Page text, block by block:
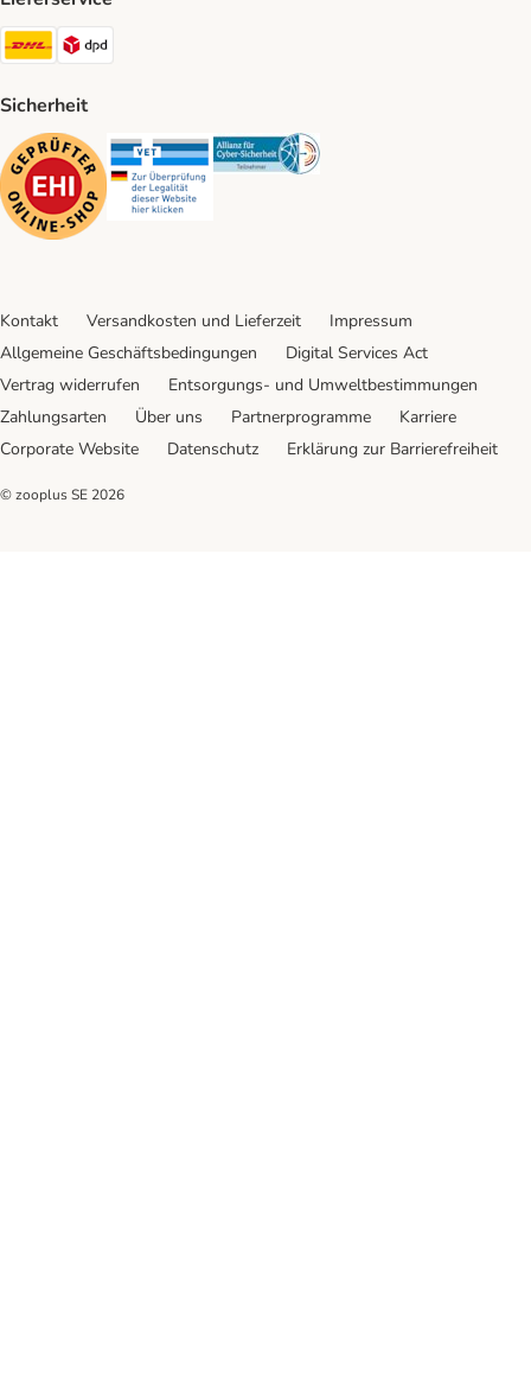
DHL Shipping Method
Sicherheit
Security Security Security
Kontakt Versandkosten und Lieferzeit
Impressum
Allgemeine Geschäftsbedingungen
Digital Services Act
Vertrag widerrufen
Entsorgungs- und Umweltbestimmungen
Zahlungsarten
Über uns Partnerprogramme
Karriere
Corporate Website
Datenschutz Erklärung zur Barrierefreiheit
© zooplus SE 2026